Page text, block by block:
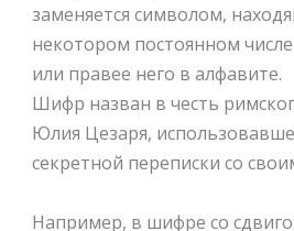
заменяется символом,
некотором постоянном
или правее него в алфавите.
Шифр назван в честь
Юлия Цезаря,
секретной переписки со
Например, в шифре со